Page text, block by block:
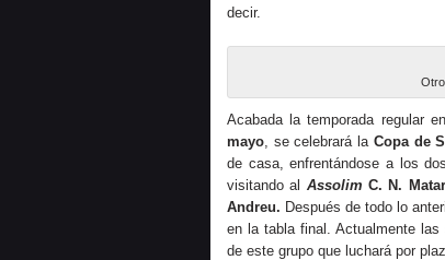
decir.
Acabada la temporada regular
mayo, se celebrará la Copa de
de casa, enfrentándose a los
visitando al Assolim C. N.
Andreu. Después de todo lo
en la tabla final. Actualmente
de este grupo que luchará por